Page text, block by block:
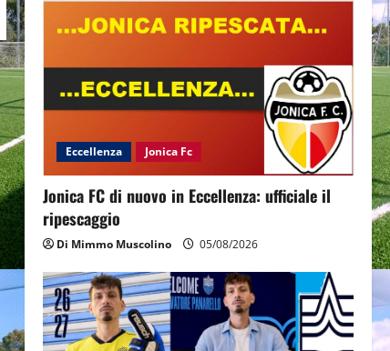
Eccellenza Jonica Fc
Jonica FC di nuovo in Eccellenza: ufficiale il
ripescaggio
Di Mimmo Muscolino 05/08/2026